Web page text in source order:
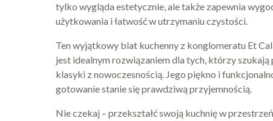
tylko wygląda estetycznie, ale także zapewnia
użytkowania i łatwość w utrzymaniu czystości.
Ten wyjątkowy blat kuchenny z konglomeratu Et
jest idealnym rozwiązaniem dla tych, którzy szukają
klasyki z nowoczesnością. Jego piękno i
gotowanie stanie się prawdziwą przyjemnością.
Nie czekaj – przekształć swoją kuchnię w